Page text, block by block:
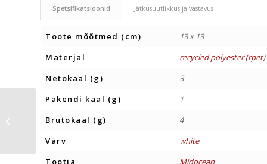
Spetsifikatsioonid Jätkusuutlikkus ja vastavus
Toote mõõtmed (cm)
13 x 13
Materjal
recycled polyester (rpet)
Netokaal (g)
3
Pakendi kaal (g)
1
Brutokaal (g)
4
Värv
white
Tootja
Midocean
KIRJUTUSALUS A4